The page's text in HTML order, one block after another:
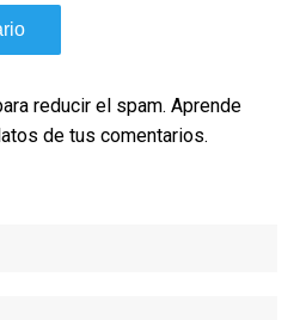
reducir el spam. Aprende
de tus comentarios.